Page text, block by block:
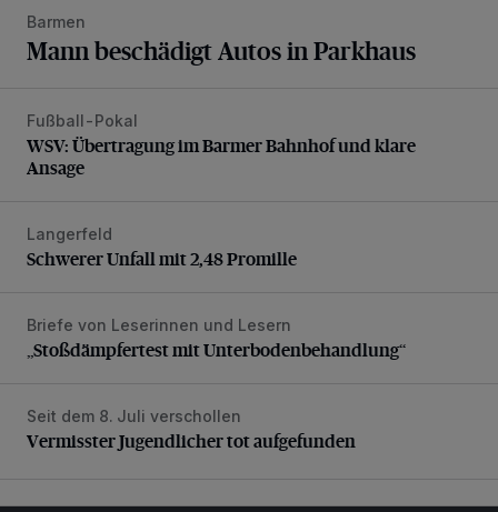
Barmen
Mann beschädigt Autos in Parkhaus
WSV: Übertragung im Barmer Bahnhof und klare Ansage
Fußball-Pokal
WSV: Übertragung im Barmer Bahnhof und klare
Ansage
Schwerer Unfall mit 2,48 Promille
Langerfeld
Schwerer Unfall mit 2,48 Promille
„Stoßdämpfertest mit Unterbodenbehandlung“
Briefe von Leserinnen und Lesern
„Stoßdämpfertest mit Unterbodenbehandlung“
Vermisster Jugendlicher tot aufgefunden
Seit dem 8. Juli verschollen
Vermisster Jugendlicher tot aufgefunden